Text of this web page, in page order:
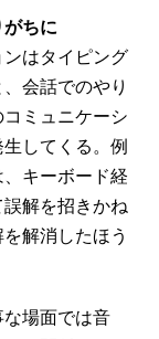
がちに
はタイピング
会話でのやり
ミュニケーシ
してくる。例
キーボード経
解を招きかね
解消したほう
場面では音